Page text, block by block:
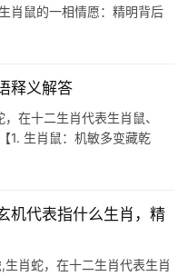
肖鼠的一相情愿：精明背后
算计当作智慧，把投机视为
释义解答
在十二生肖代表生肖鼠、
1. 生肖鼠：机敏多变藏乾
大多数人恐遭遇项目被抢、
机代表指什么生肖，精
肖蛇，在十二生肖代表生肖